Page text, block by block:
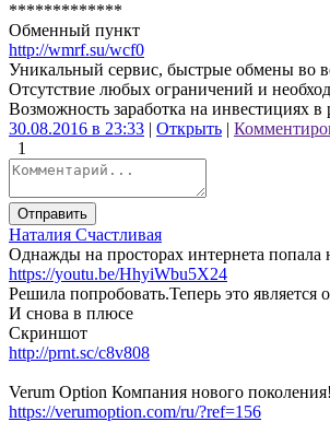
*************
Обменный пункт
http://wmrf.su/wcf0
Уникальный сервис, быстрые обмены во
Отсутствие любых ограничений и
Возможность заработка на инвестициях в
30.08.2016 в 23:33 | Открыть |
1
Отправить
Наталия Счастливая
Однажды на просторах интернета попала
https://youtu.be/HhyiWbu5X24
Решила попробовать.Теперь это является
И снова в плюсе
Скриншот
http://prnt.sc/c8v808
Verum Option Компания нового поколения!
https://verumoption.com/ru/?ref=156